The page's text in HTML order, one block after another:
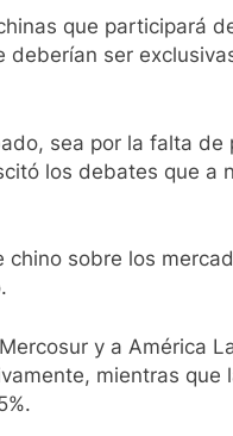
que participará
ser
sea por la falta de
los debates que a
sobre los
y a América
mientras que